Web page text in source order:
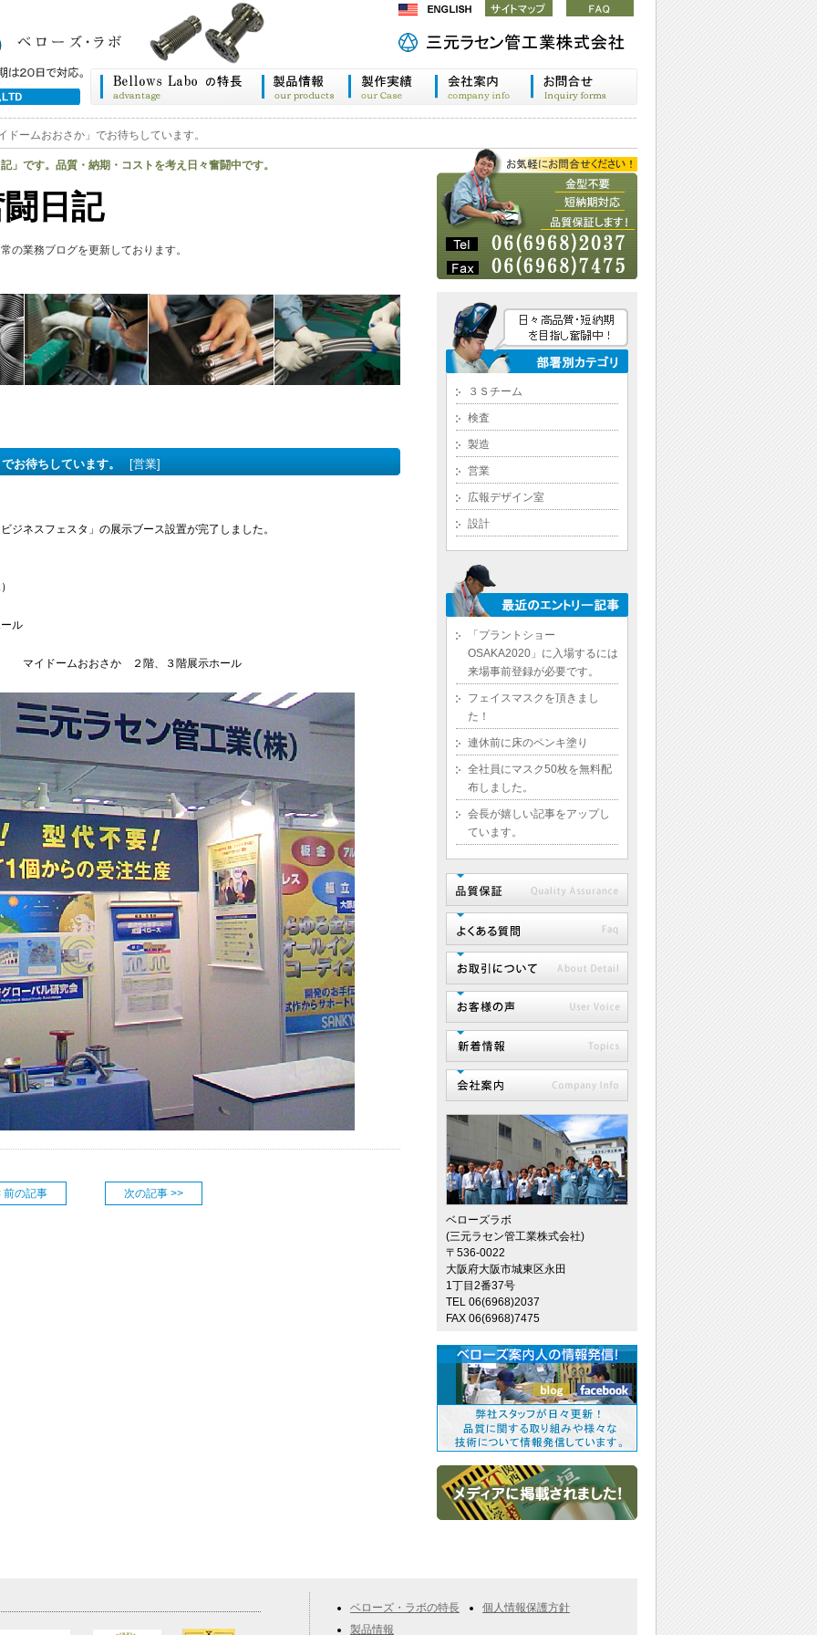
ドームおおさか」でお待ちしています。
」です。品質・納期・コストを考え日々奮闘中です。
日記
の業務ブログを更新しております。
お待ちしています。 [営業]
ジネスフェスタ」の展示ブース設置が完了しました。
ル
マイドームおおさか ２階、３階展示ホール
前の記事 次の記事 >>
３Ｓチーム
検査
製造
営業
広報デザイン室
設計
「プラントショー
OSAKA2020」に入場するには
来場事前登録が必要です。
フェイスマスクを頂きまし
た！
連休前に床のペンキ塗り
全社員にマスク50枚を無料配
布しました。
会長が嬉しい記事をアップし
ています。
ベローズラボ
(三元ラセン管工業株式会社)
〒536-0022
大阪府大阪市城東区永田
1丁目2番37号
TEL 06(6968)2037
FAX 06(6968)7475
ベローズ・ラボの特長
製品情報
個人情報保護方針